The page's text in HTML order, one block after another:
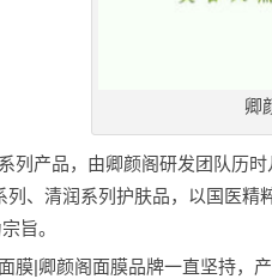
卿
列产品，由卿颜阁研发团队历
列、清润系列护肤品，以国医精
旨。
膜|卿颜阁面膜品牌一直坚持，